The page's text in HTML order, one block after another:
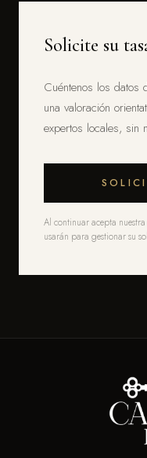
Solicite su
Cuéntenos los datos
una valoración
expertos locales, sin
Al continuar acepta
usarán para gestionar su